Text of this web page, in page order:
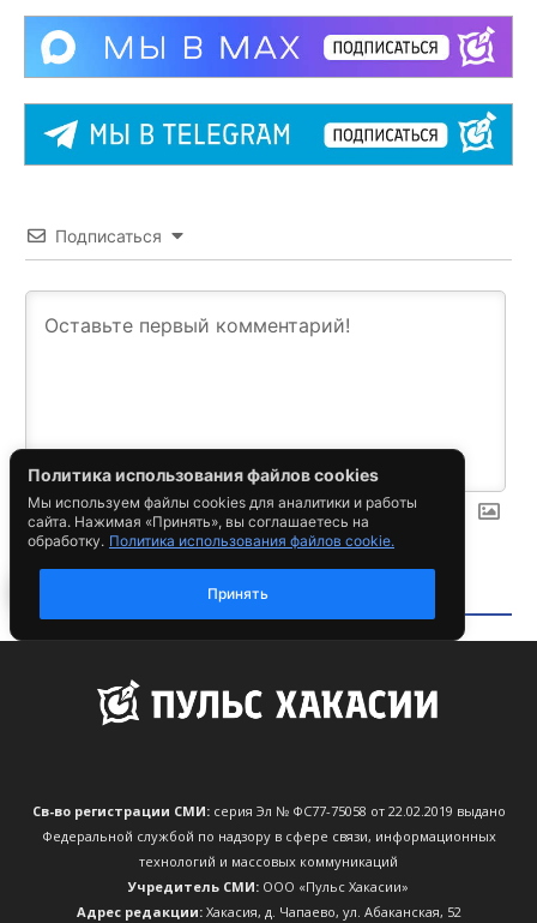
Св-во регистрации СМИ:серия Эл № ФС77-75058 от 22.02.2019 выдано
Федеральной службой по надзору в сфере связи, информационных
технологий и массовых коммуникаций
Учредитель СМИ: ООО «Пульс Хакасии»
Адрес редакции:Хакасия, д. Чапаево, ул. Абаканская, 52